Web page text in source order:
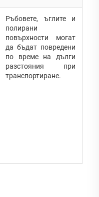
Ръбовете, ъглите и
полирани
повърхности могат
да бъдат повредени
по време на дълги
разстояния при
транспортиране.